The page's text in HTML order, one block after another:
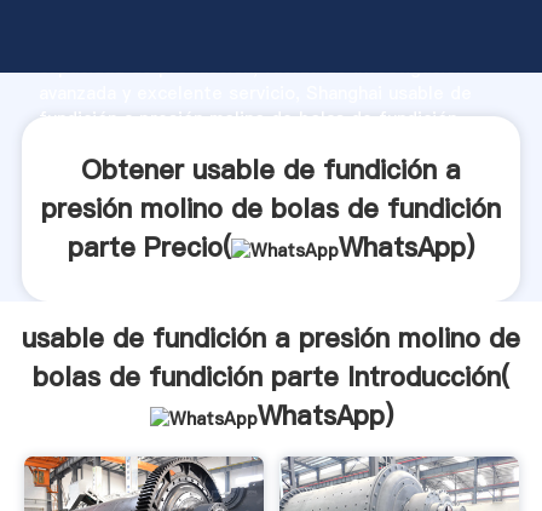
capacidad de producción, fuerza de investigación
fundición a presión molino de bolas de fundición
todos los clientes.
Obtener usable de fundición a
presión molino de bolas de fundición
parte Precio(
WhatsApp)
usable de fundición a presión molino de
bolas de fundición parte Introducción(
WhatsApp)